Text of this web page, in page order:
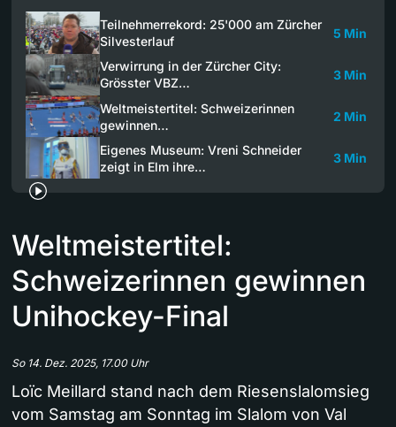
Teilnehmerrekord: 25'000 am Zürcher
Silvesterlauf
5 Min
Verwirrung in der Zürcher City:
Grösster VBZ…
3 Min
Weltmeistertitel: Schweizerinnen
gewinnen…
2 Min
Eigenes Museum: Vreni Schneider
zeigt in Elm ihre…
3 Min
Weltmeistertitel:
Schweizerinnen gewinnen
Unihockey-Final
So 14. Dez. 2025, 17.00 Uhr
Loïc Meillard stand nach dem Riesenslalomsieg
vom Samstag am Sonntag im Slalom von Val